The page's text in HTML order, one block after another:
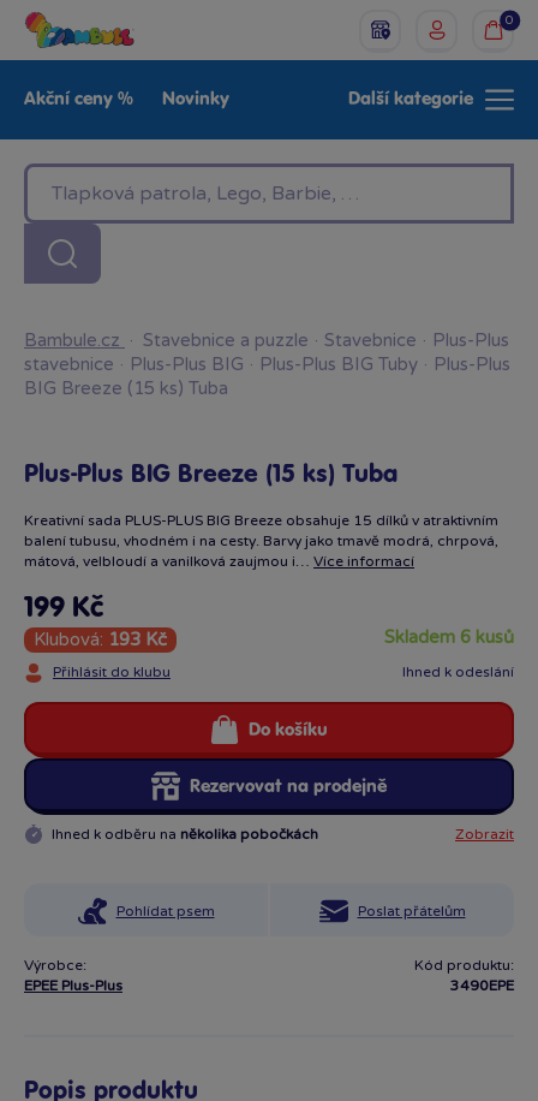
0
Akční ceny % Novinky
LEGO®
Baby Značky
Další kategorie
Bambule.cz · Stavebnice a puzzle · Stavebnice · Plus-Plus
stavebnice · Plus-Plus BIG · Plus-Plus BIG Tuby · Plus-Plus
BIG Breeze (15 ks) Tuba
Plus-Plus BIG Breeze (15 ks) Tuba
Kreativní sada PLUS-PLUS BIG Breeze obsahuje 15 dílků v atraktivním
balení tubusu, vhodném i na cesty. Barvy jako tmavě modrá, chrpová,
mátová, velbloudí a vanilková zaujmou i… Více informací
199 Kč
Klubová: 193 Kč
Přihlásit do klubu
skladem 6 kusů
Ihned k odeslání
Rezervovat na prodejně
Do košíku
Ihned k odběru na několika pobočkách Zobrazit
Pohlídat psem Poslat přátelům
Výrobce:
EPEE Plus-Plus
Kód produktu:
3490EPE
Popis produktu